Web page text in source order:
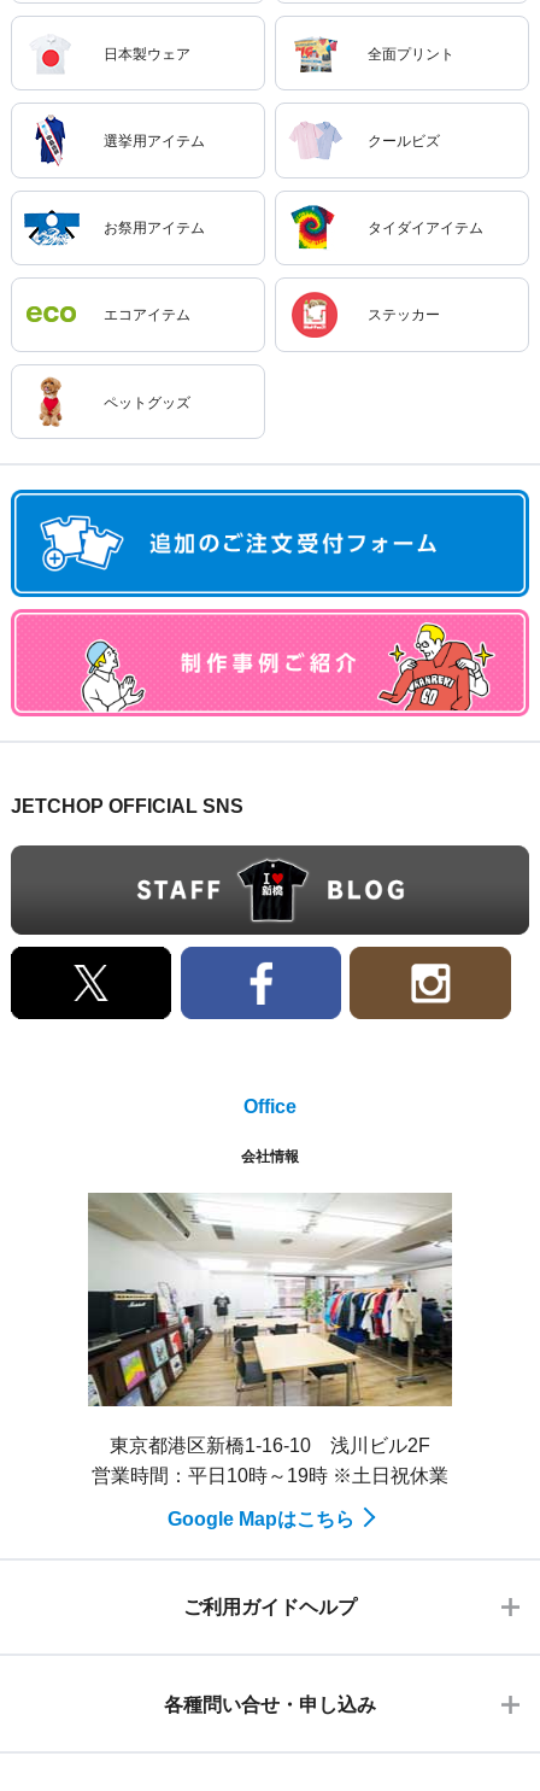
日本製ウェア 全面プリント
選挙用アイテム クールビズ
お祭用アイテム タイダイアイテム
エコアイテム ステッカー
ペットグッズ
JETCHOP OFFICIAL SNS
Office
会社情報
東京都港区新橋1-16-10 浅川ビル2F
営業時間：平日10時～19時 ※土日祝休業
Google Mapはこちら
ご利用ガイドヘルプ
各種問い合せ・申し込み